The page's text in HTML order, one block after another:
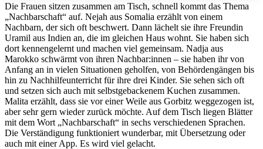
Die Frauen sitzen zusammen am Tisch, schnell kommt das Thema
„Nachbarschaft“ auf. Nejah aus Somalia erzählt von einem
Nachbarn, der sich oft beschwert. Dann lächelt sie ihre Freundin
Uramil aus Indien an, die im gleichen Haus wohnt. Sie haben sich
dort kennengelernt und machen viel gemeinsam. Nadja aus
Marokko schwärmt von ihren Nachbar:innen – sie haben ihr von
Anfang an in vielen Situationen geholfen, von Behördengängen bis
hin zu Nachhilfeunterricht für ihre drei Kinder. Sie sehen sich oft
und setzen sich auch mit selbstgebackenem Kuchen zusammen.
Malita erzählt, dass sie vor einer Weile aus Gorbitz weggezogen ist,
aber sehr gern wieder zurück möchte. Auf dem Tisch liegen Blätter
mit dem Wort „Nachbarschaft“ in sechs verschiedenen Sprachen.
Die Verständigung funktioniert wunderbar, mit Übersetzung oder
auch mit einer App. Es wird viel gelacht.